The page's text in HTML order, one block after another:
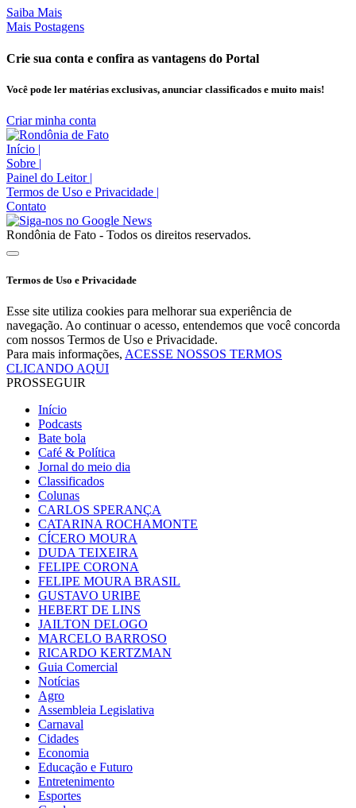
Saiba Mais
Mais Postagens
Crie sua conta e confira as vantagens do Portal
Você pode ler matérias exclusivas, anunciar classificados e muito mais!
Criar minha conta
Início |
Sobre |
Painel do Leitor |
Termos de Uso e Privacidade |
Contato
Rondônia de Fato - Todos os direitos reservados.
Termos de Uso e Privacidade
Esse site utiliza cookies para melhorar sua experiência de
navegação. Ao continuar o acesso, entendemos que você concorda
com nossos Termos de Uso e Privacidade.
Para mais informações, ACESSE NOSSOS TERMOS
CLICANDO AQUI
PROSSEGUIR
Início
Podcasts
Bate bola
Café & Política
Jornal do meio dia
Classificados
Colunas
CARLOS SPERANÇA
CATARINA ROCHAMONTE
CÍCERO MOURA
DUDA TEIXEIRA
FELIPE CORONA
FELIPE MOURA BRASIL
GUSTAVO URIBE
HEBERT DE LINS
JAILTON DELOGO
MARCELO BARROSO
RICARDO KERTZMAN
Guia Comercial
Notícias
Agro
Assembleia Legislativa
Carnaval
Cidades
Economia
Educação e Futuro
Entretenimento
Esportes